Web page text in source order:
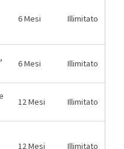
6 Mesi Illimitato
6 Mesi Illimitato
12 Mesi Illimitato
12 Mesi Illimitato